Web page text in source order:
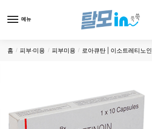
메뉴
홈 / 피부·미용 / 피부미용 / 로아큐탄 | 이소트레티노인